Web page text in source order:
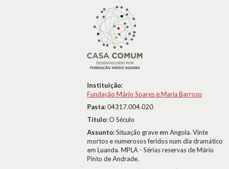
Instituição:
Fundação Mário Soares e Maria Barroso
Pasta:04317.004.020
Título:O Século
Assunto:Situação grave em Angola. Vinte
mortos e numerosos feridos num dia dramático
em Luanda. MPLA - Sérias reservas de Mário
Pinto de Andrade.